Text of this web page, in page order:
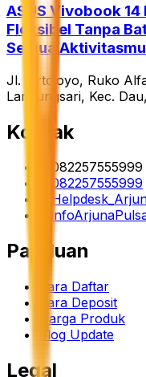
ASUS Vivobook
Fleksibel Tanpa
Semua Aktivitasmu
Jl. Tirtojoyo, Ruko
Landungsari, Kec.
Kontak
082257555999
082257555999
Panduan
Cara Daftar
Cara Deposit
Harga Produk
Blog Update
Legal